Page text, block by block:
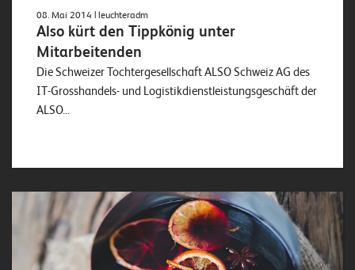
l
t
i
08. Mai 2014 | leuchteradm
Also kürt den Tippkönig unter
Mitarbeitenden
Die Schweizer Tochtergesellschaft ALSO Schweiz AG des
IT-Grosshandels- und Logistikdienstleistungsgeschäft der
ALSO...